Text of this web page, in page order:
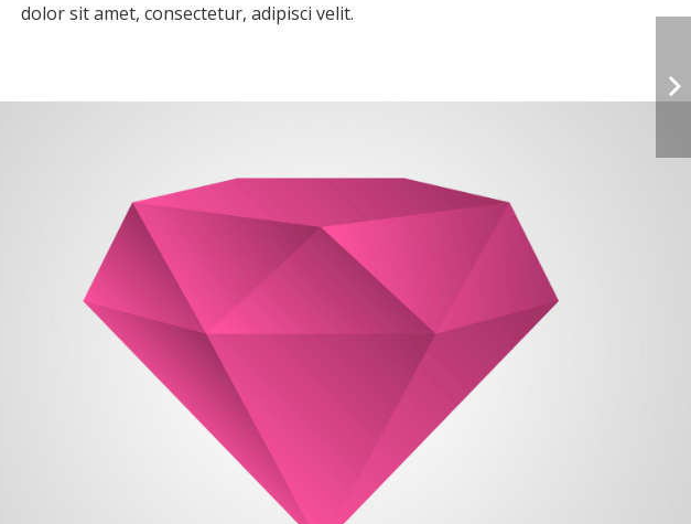
dolor sit amet, consectetur, adipisci velit.